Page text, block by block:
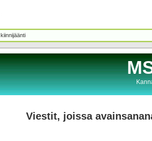
kiinnijäänti
Viestit, joissa